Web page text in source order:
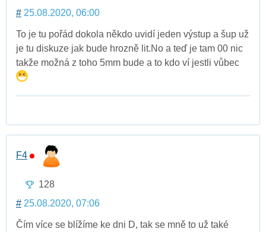
# 25.08.2020, 06:00
To je tu pořád dokola někdo uvidí jeden výstup a šup už
je tu diskuze jak bude hrozně lit.No a teď je tam 00 nic
takže možná z toho 5mm bude a to kdo ví jestli vůbec
F4
128
# 25.08.2020, 07:06
Čím více se blížíme ke dni D, tak se mně to už také